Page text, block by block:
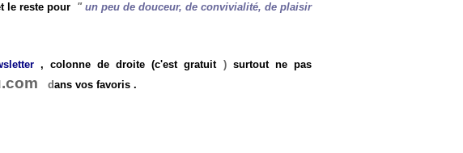
le reste pour "un peu de douceur, de convivialité, de plaisir
, colonne de droite (c'est gratuit) surtout ne pas
dans vos favoris .